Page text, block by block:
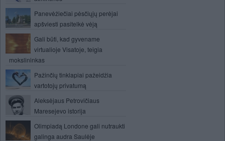
Panevėžiečiai pėsčiųjų perėjai
apšviesti pasitelkė vėją
Gali būti, kad gyvename
virtualioje Visatoje, teigia
mokslininkas
Pažinčių tinklapiai pažeidžia
vartotojų privatumą
Aleksėjaus Petrovičiaus
Maresejevo istorija
Olimpiadą Londone gali nutraukti
galinga audra Saulėje